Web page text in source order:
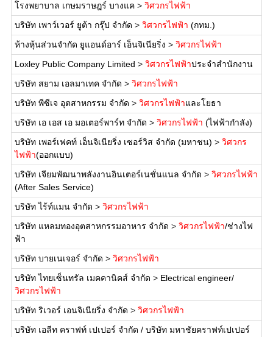
โรงพยาบาล เกษมราษฎร์ บางแค> วิศวกรไฟฟ้า
บริษัท เพาว์เวอร์ ยูต้า กรุ๊ป จำกัด > วิศวกรไฟฟ้า (กทม.)
ห้างหุ้นส่วนจำกัด ยูแอนด์อาร์ เอ็นจิเนียริ่ง > วิศวกรไฟฟ้า
Loxley Public Company Limited > วิศวกรไฟฟ้าประจำสำนักงาน
บริษัท สยาม เอลมาเทค จำกัด > วิศวกรไฟฟ้า
บริษัท พีซีเจ อุตสาหกรรม จำกัด > วิศวกรไฟฟ้าและโยธา
บริษัท เอ เอส เอ มอเตอร์พาร์ท จำกัด > วิศวกรไฟฟ้า (ไฟฟ้ากำลัง)
บริษัท เพอร์เฟคท์ เอ็นจิเนียริ่ง เซอร์วิส จำกัด (มหาชน) > วิศวกร
ไฟฟ้า(ออกแบบ)
บริษัท เจียมพัฒนาพลังงานอินเตอร์เนชั่นแนล จำกัด > วิศวกรไฟฟ้า
(After Sales Service)
บริษัท ไร้ท์แมน จำกัด > วิศวกรไฟฟ้า
บริษัท แหลมทองอุตสาหกรรมอาหาร จำกัด > วิศวกรไฟฟ้า/ช่างไฟ
ฟ้า
บริษัท บายเนเจอร์ จำกัด > วิศวกรไฟฟ้า
บริษัท ไทยเซ็นทรัล เมคคานิคส์ จำกัด > Electrical engineer/
วิศวกรไฟฟ้า
บริษัท ริเวอร์ เอนจิเนียริ่ง จำกัด > วิศวกรไฟฟ้า
บริษัท เอลีท คราฟท์ เปเปอร์ จำกัด / บริษัท มหาชัยคราฟท์เปเปอร์